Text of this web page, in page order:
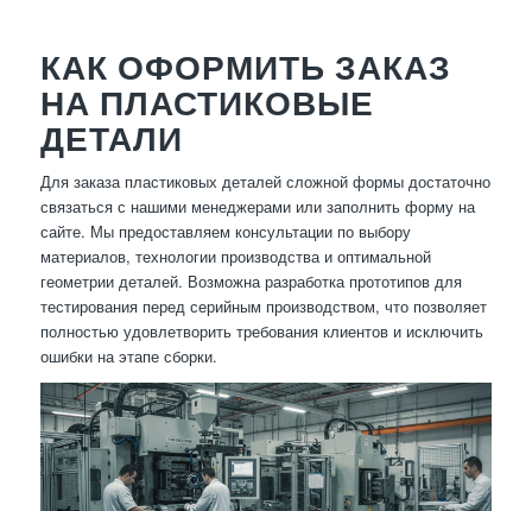
КАК ОФОРМИТЬ ЗАКАЗ
НА ПЛАСТИКОВЫЕ
ДЕТАЛИ
Для заказа пластиковых деталей сложной формы достаточно
связаться с нашими менеджерами или заполнить форму на
сайте. Мы предоставляем консультации по выбору
материалов, технологии производства и оптимальной
геометрии деталей. Возможна разработка прототипов для
тестирования перед серийным производством, что позволяет
полностью удовлетворить требования клиентов и исключить
ошибки на этапе сборки.